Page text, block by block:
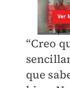
“Creo
que